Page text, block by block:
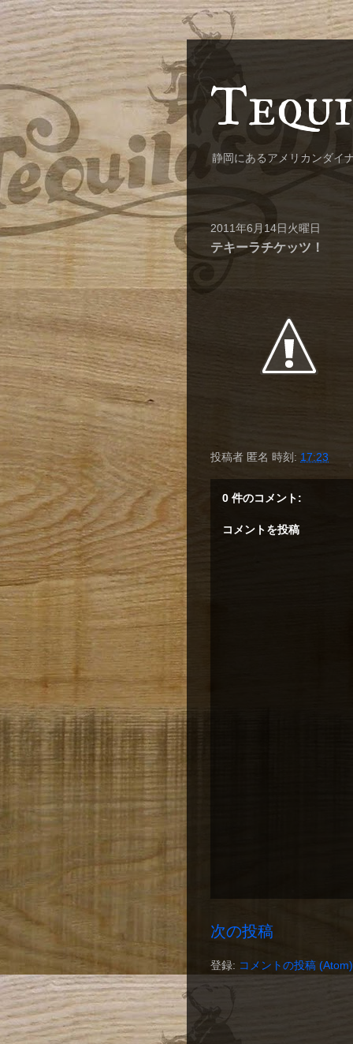
静岡にあるアメリカンダイ
2011年6月14日火曜日
テキーラチケッツ！
投稿者 匿名 時刻: 17:23
0 件のコメント:
コメントを投稿
次の投稿
登録: コメントの投稿 (Atom)